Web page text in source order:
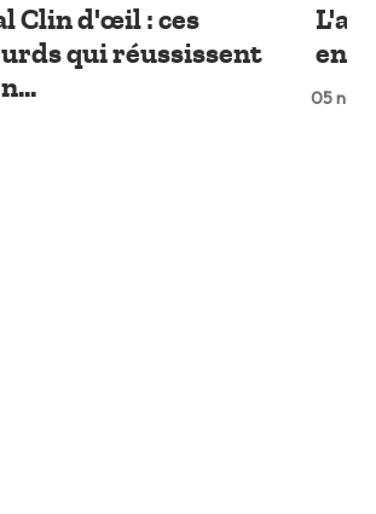
Clin d'œil : ces
qui réussissent
en
05 nov.